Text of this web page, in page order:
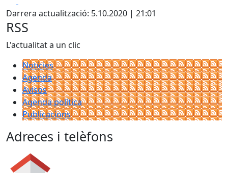
Darrera actualització: 5.10.2020 | 21:01
RSS
L'actualitat a un clic
Notícies
Agenda
Avisos
Agenda política
Publicacions
Adreces i telèfons